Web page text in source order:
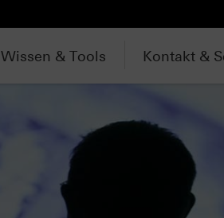
Wissen & Tools Kontakt &